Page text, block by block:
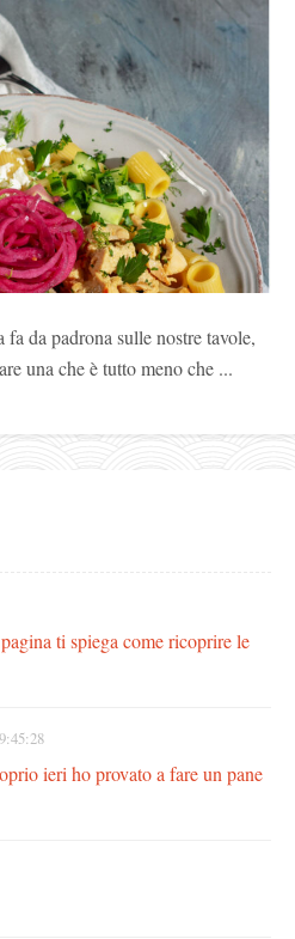
fa da padrona sulle nostre tavole,
una che è tutto meno che ...
ti spiega come ricoprire le
ieri ho provato a fare un pane